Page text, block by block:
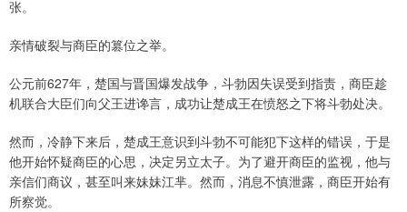
张。
亲情破裂与商臣的篡位之举。
公元前627年，楚国与晋国爆发战争，斗勃因失误受到指责，商臣趁
机联合大臣们向父王进谗言，成功让楚成王在愤怒之下将斗勃处决。
然而，冷静下来后，楚成王意识到斗勃不可能犯下这样的错误，于是
他开始怀疑商臣的心思，决定另立太子。为了避开商臣的监视，他与
亲信们商议，甚至叫来妹妹江芈。然而，消息不慎泄露，商臣开始有
所察觉。